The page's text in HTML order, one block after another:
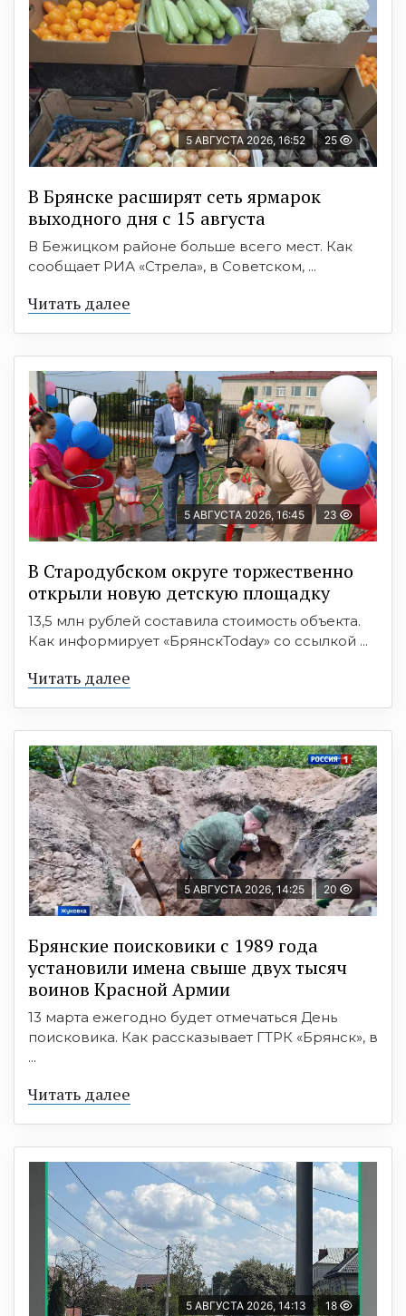
5 АВГУСТА 2026, 16:52 25
В Брянске расширят сеть ярмарок
выходного дня с 15 августа
В Бежицком районе больше всего мест. Как
сообщает РИА «Стрела», в Советском, ...
Читать далее
5 АВГУСТА 2026, 16:45 23
В Стародубском округе торжественно
открыли новую детскую площадку
13,5 млн рублей составила стоимость объекта.
Как информирует «БрянскToday» со ссылкой ...
Читать далее
5 АВГУСТА 2026, 14:25 20
Брянские поисковики с 1989 года
установили имена свыше двух тысяч
воинов Красной Армии
13 марта ежегодно будет отмечаться День
поисковика. Как рассказывает ГТРК «Брянск», в
...
Читать далее
5 АВГУСТА 2026, 14:13 18